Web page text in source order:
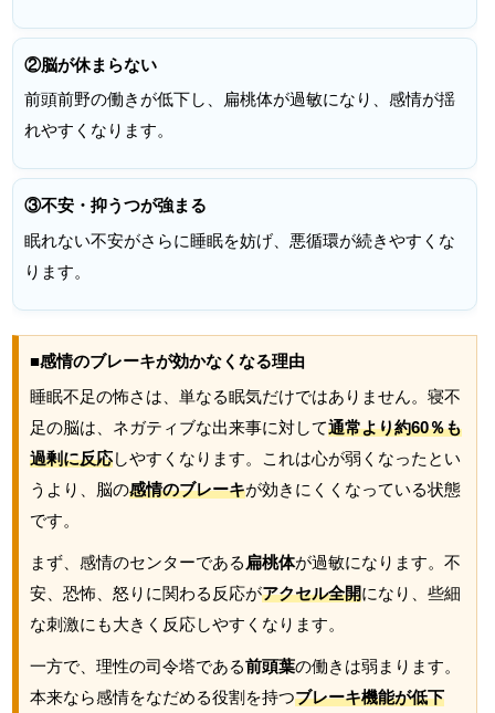
②脳が休まらない
前頭前野の働きが低下し、扁桃体が過敏になり、感情が揺
れやすくなります。
③不安・抑うつが強まる
眠れない不安がさらに睡眠を妨げ、悪循環が続きやすくな
ります。
■感情のブレーキが効かなくなる理由
睡眠不足の怖さは、単なる眠気だけではありません。寝不
足の脳は、ネガティブな出来事に対して通常より約60％も
過剰に反応しやすくなります。これは心が弱くなったとい
うより、脳の感情のブレーキが効きにくくなっている状態
です。
まず、感情のセンターである 扁桃体が過敏になります。不
安、恐怖、怒りに関わる反応がアクセル全開になり、些細
な刺激にも大きく反応しやすくなります。
一方で、理性の司令塔である前頭葉の働きは弱まります。
本来なら感情をなだめる役割を持つブレーキ機能が低下